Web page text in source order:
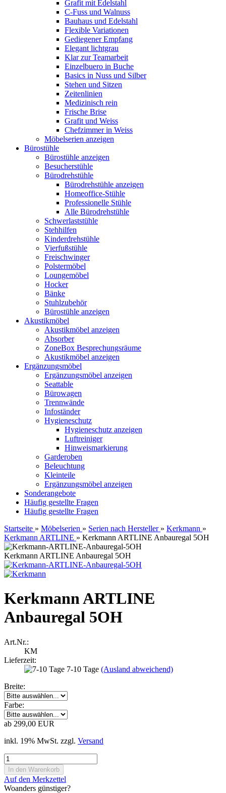
Grafit mit Edelstahl
C-Fuss und Walnuss
Bauhaus und Edelstahl
Flexible Variationen
Gediegener Empfang
Elegant lichtgrau
Klar zur Teamarbeit
Einzelbuero in Buche
Basics in Nuss und Silber
Stehen und Sitzen
Zeitenlinien
Medizinisch rein
Frische Brise
Grafit und Weiss
Chefzimmer in Weiss
Möbelserien anzeigen
Bürostühle
Bürostühle anzeigen
Besucherstühle
Bürodrehstühle
Bürodrehstühle anzeigen
Homeoffice-Stühle
Professionelle Stühle
Alle Bürodrehstühle
Schwerlaststühle
Stehhilfen
Kinderdrehstühle
Vierfußstühle
Freischwinger
Polstermöbel
Loungemöbel
Hocker
Bänke
Stuhlzubehör
Bürostühle anzeigen
Akustikmöbel
Akustikmöbel anzeigen
Absorber
ZoneBox Besprechungsräume
Akustikmöbel anzeigen
Ergänzungsmöbel
Ergänzungsmöbel anzeigen
Seattable
Bürowagen
Trennwände
Infoständer
Hygieneschutz
Hygieneschutz anzeigen
Luftreiniger
Hinweismarkierung
Garderoben
Beleuchtung
Kleinteile
Ergänzungsmöbel anzeigen
Sonderangebote
Häufig gestellte Fragen
Häufig gestellte Fragen
Startseite » Möbelserien » Serien nach Hersteller » Kerkmann »
Kerkmann ARTLINE » Kerkmann ARTLINE Anbauregal 5OH
Kerkmann ARTLINE Anbauregal 5OH
Kerkmann ARTLINE
Anbauregal 5OH
Art.Nr.:
KM
Lieferzeit:
7-10 Tage (Ausland abweichend)
Breite:
Farbe:
ab 299,00 EUR
inkl. 19% MwSt. zzgl. Versand
Auf den Merkzettel
Woanders günstiger?